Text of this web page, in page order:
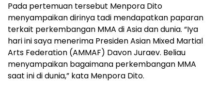
Pada pertemuan tersebut Menpora Dito
menyampaikan dirinya tadi mendapatkan paparan
terkait perkembangan MMA di Asia dan dunia. “Iya
hari ini saya menerima Presiden Asian Mixed Martial
Arts Federation (AMMAF) Davon Juraev. Beliau
menyampaikan bagaimana perkembangan MMA
saat ini di dunia,” kata Menpora Dito.